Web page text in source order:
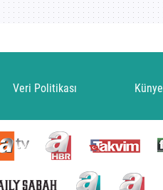
Veri Politikası Künye